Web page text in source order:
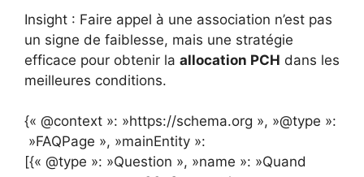
Insight : Faire appel à une association n’est pas
un signe de faiblesse, mais une stratégie
efficace pour obtenir la allocation PCH dans les
meilleures conditions.
{« @context »: »https://schema.org », »@type »:
»FAQPage », »mainEntity »:
[{« @type »: »Question », »name »: »Quand